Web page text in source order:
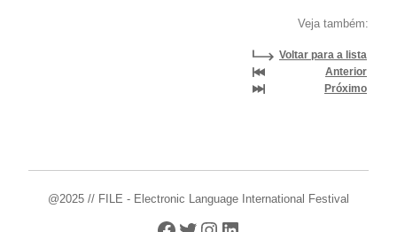
Veja também:
Voltar para a lista
Anterior
Próximo
@2025 // FILE - Electronic Language International Festival